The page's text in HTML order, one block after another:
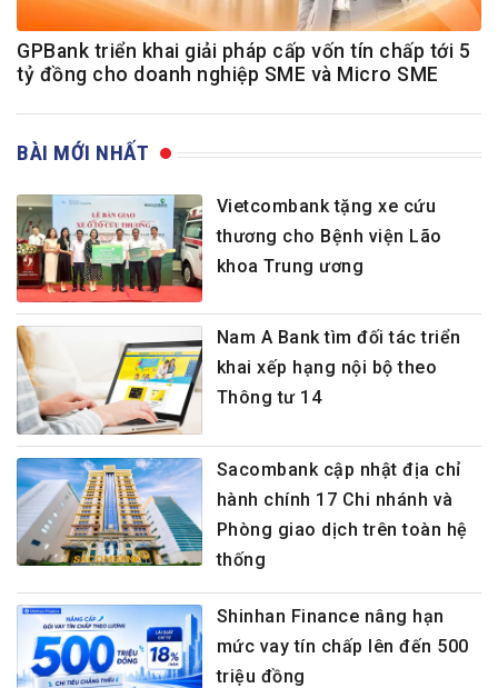
GPBank triển khai giải pháp cấp vốn tín chấp tới 5
tỷ đồng cho doanh nghiệp SME và Micro SME
BÀI MỚI NHẤT
Vietcombank tặng xe cứu
thương cho Bệnh viện Lão
khoa Trung ương
Nam A Bank tìm đối tác triển
khai xếp hạng nội bộ theo
Thông tư 14
Sacombank cập nhật địa chỉ
hành chính 17 Chi nhánh và
Phòng giao dịch trên toàn hệ
thống
Shinhan Finance nâng hạn
mức vay tín chấp lên đến 500
triệu đồng